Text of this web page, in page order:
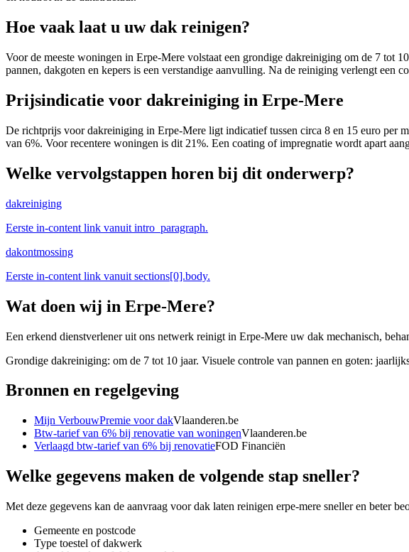
Hoe vaak laat u uw dak reinigen?
Voor de meeste woningen in Erpe-Mere volstaat een grondige dakreiniging om de 7 tot
pannen, dakgoten en kepers is een verstandige aanvulling. Na de reiniging verlengt een
Prijsindicatie voor dakreiniging in Erpe-Mere
De richtprijs voor dakreiniging in Erpe-Mere ligt indicatief tussen circa 8 en 15 euro per
van 6%. Voor recentere woningen is dit 21%. Een coating of impregnatie wordt apart
Welke vervolgstappen horen bij dit onderwerp?
dakreiniging
Eerste in-content link vanuit intro_paragraph.
dakontmossing
Eerste in-content link vanuit sections[0].body.
Wat doen wij in Erpe-Mere?
Een erkend dienstverlener uit ons netwerk reinigt in Erpe-Mere uw dak mechanisch,
Grondige dakreiniging: om de 7 tot 10 jaar. Visuele controle van pannen en goten:
Bronnen en regelgeving
Mijn VerbouwPremie voor dakVlaanderen.be
Btw-tarief van 6% bij renovatie van woningenVlaanderen.be
Verlaagd btw-tarief van 6% bij renovatieFOD Financiën
Welke gegevens maken de volgende stap sneller?
Met deze gegevens kan de aanvraag voordak laten reinigen erpe-mere sneller en beter
Gemeente en postcode
Type toestel of dakwerk